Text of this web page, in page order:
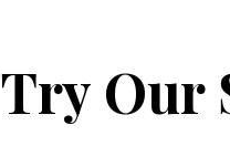
Try Our